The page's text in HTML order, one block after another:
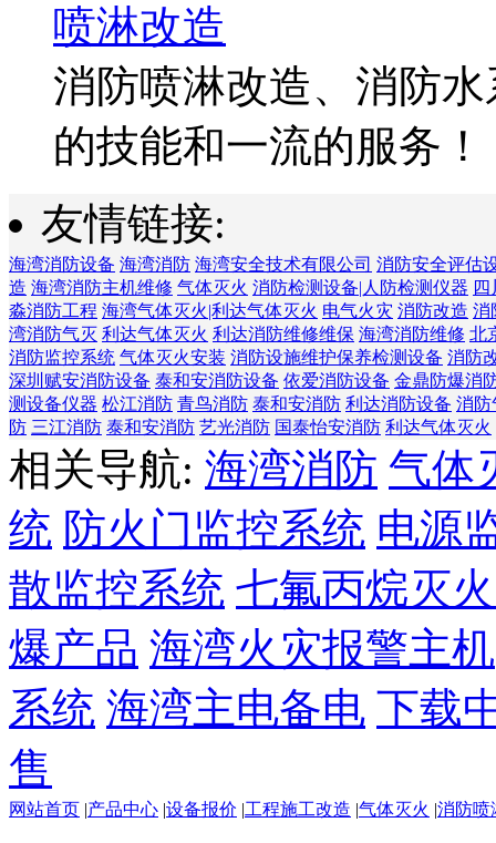
喷淋改造
消防喷淋改造、消防
的技能和一流的服务！
友情链接:
海湾消防设备 海湾消防 海湾安全技术有限公司 消防安全评估
造 海湾消防主机维修 气体灭火 消防检测设备|人防检测仪器
淼消防工程 海湾气体灭火|利达气体灭火 电气火灾 消防改造 消
湾消防气灭 利达气体灭火 利达消防维修维保 海湾消防维修 北
消防监控系统 气体灭火安装 消防设施维护保养检测设备 消防
深圳赋安消防设备 泰和安消防设备 依爱消防设备 金鼎防爆消
测设备仪器 松江消防 青鸟消防 泰和安消防 利达消防设备 消防
防 三江消防 泰和安消防 艺光消防 国泰怡安消防 利达气体灭火
相关导航: 海湾消防 气体
统 防火门监控系统 电源
散监控系统 七氟丙烷灭
爆产品 海湾火灾报警主机
系统 海湾主电备电 下载
售
网站首页 |产品中心 |设备报价 |工程施工改造 |气体灭火 |消防喷